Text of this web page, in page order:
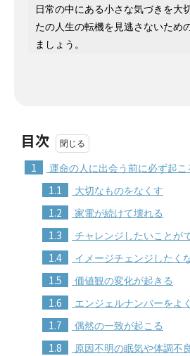
日常の中にある小さな気づきを大
たの人生の転機を見逃さないため
ましょう。
目次
1 運命の人に出会う前に必ず起こ
1.1 大切なものをなくす
1.2 家電が続けて壊れる
1.3 チャレンジしたいことが
1.4 イメージチェンジしたく
1.5 価値観の変化が起きる
1.6 エンジェルナンバーをよ
1.7 偶然の一致が起こる
1.8 原因不明の眠気や体調不